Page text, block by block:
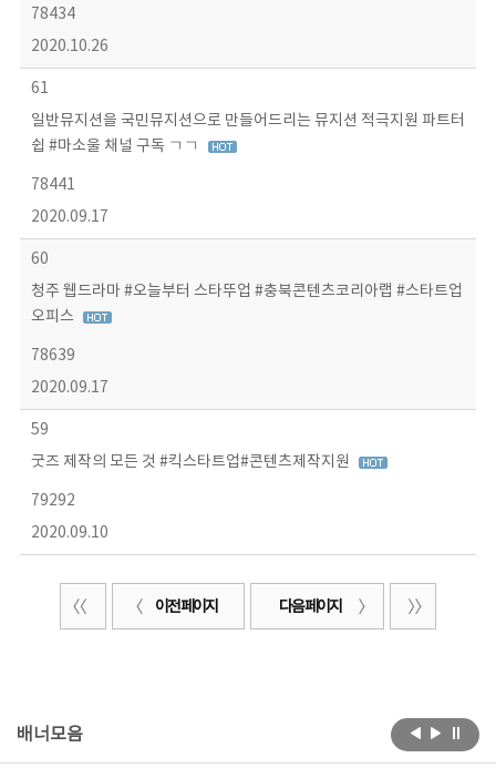
78434
2020.10.26
61
일반뮤지션을 국민뮤지션으로 만들어드리는 뮤지션 적극지원 파트터
쉽 #마소울 채널 구독 ㄱㄱ
78441
2020.09.17
60
청주 웹드라마 #오늘부터 스타뚜업 #충북콘텐츠코리아랩 #스타트업
오피스
78639
2020.09.17
59
굿즈 제작의 모든 것 #킥스타트업#콘텐츠제작지원
79292
2020.09.10
이전 페이지 다음 페이지
배너모음